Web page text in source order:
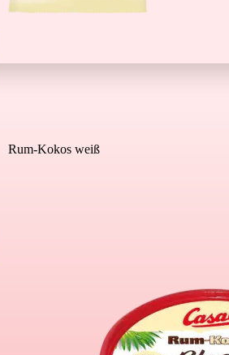
Rum-Kokos weiß